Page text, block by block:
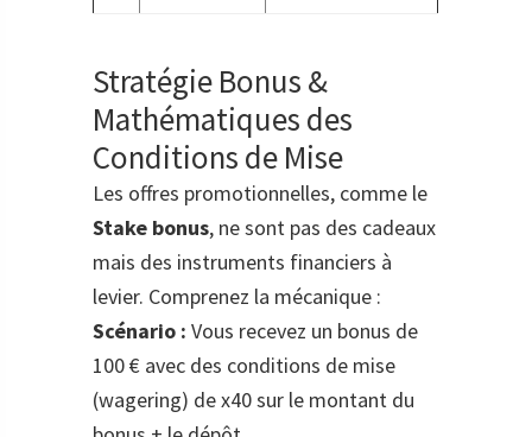
Stratégie Bonus &
Mathématiques des
Conditions de Mise
Les offres promotionnelles, comme le
Stake bonus, ne sont pas des cadeaux
mais des instruments financiers à
levier. Comprenez la mécanique :
Scénario : Vous recevez un bonus de
100 € avec des conditions de mise
(wagering) de x40 sur le montant du